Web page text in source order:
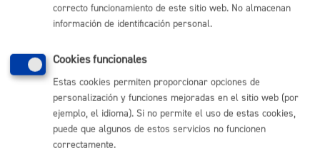
ONLINE
TELÉFONO
MÁQUINA
Volver al índice Volver atrás
correcto funcionamiento de este sitio web. No almacenan
información de identificación personal.
Cookies funcionales
Estas cookies permiten proporcionar opciones de
personalización y funciones mejoradas en el sitio web (por
ejemplo, el idioma). Si no permite el uso de estas cookies,
puede que algunos de estos servicios no funcionen
correctamente.